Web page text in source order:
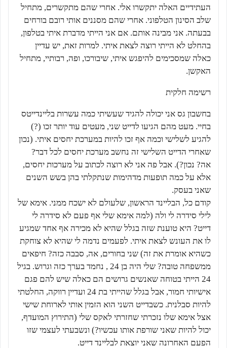
העתידיים האלה יתקשרו אלי. אחרי שהם מתקשרים, מתחיל
שלב הסינון הטלפוני. אחרי שהם מסננים אותי רובם בורחים
בבעתה. אני מבינה אותם. אם אני הייתי מדברת איתי בטלפון,
בהחלט לא הייתי רוצה לצאת איתי. למרות זאת, יש עדיין
כאלה שמסכימים להיפגש איתי, שיבורכו, ופה, רבותיי, מתחיל
האקשן.
רשימה חלקית
בחשבון גס אני יכולה להגיד שעשיתי כמה עשרות בליינדייטס
בחיי. מעט מהם הגיעו לדייט שני, מעטים עוד יותר זכו (?)
להגיע לשלישי וכמה אף זכו להיות במערכת יחסים איתי. (נכון
שאחרי הדייט השלישי זה נחשב מערכת יחסים לכל דבר?
אה? נכון?). אבל פה אני לא רוצה לכתוב על מערכות יחסים,
אלא על כמה תופעות מדהימות שנתקלתי בהן בשש השנים
שאני בעסק.
קודם כל, הבליינד הראשון, שלעולם לא ישכח ממני. אימא של
לילי סידרה לי ולה (למה אימא שלי אף פעם לא סידרה לי
דייט? היא טוענת שזה בגלל שהיא לא מכירה אף אחד שמגיע
לו את העונש לצאת איתי. לפעמים נדמה לי שהיא לא צוחקת
כשהיא אומרת את זה) שני בחורים, אה, סבבה כזה? חיפאים
ממשפחה טובה? שלי היה בן 24 , נחמד בערך כזה וגרוש. בגיל
24 הייתי בטוחה שאנשים גרושים הם כאלה שיש להם פגם
אישיותי חמור, אבל בגלל שהייתי בת 24 ועדיין רווקה, החלטתי
להיות סבלנית. כשבדייט השני הוא הזמין אותי לארוחת שישי
אצל אימא שלו נזכרתי שחזרתי לאקס שלי (התירוץ המועדף,
יכול להיות שאני שורפת אותו עכשיו?) ונשבעתי לעצמי שזו
הפעם האחרונה שאני יוצאת לבליינד דייט.